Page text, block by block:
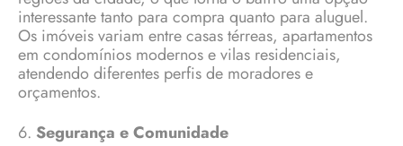
interessante tanto para compra quanto para aluguel.
Os imóveis variam entre casas térreas, apartamentos
em condomínios modernos e vilas residenciais,
atendendo diferentes perfis de moradores e
orçamentos.
6. Segurança e Comunidade